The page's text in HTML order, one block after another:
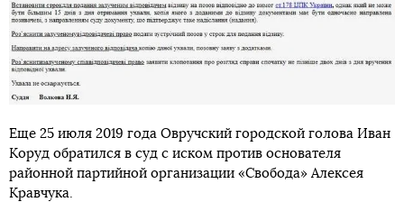
Еще 25 июля 2019 года Овручский городской голова Иван
Коруд обратился в суд с иском против основателя
районной партийной организации «Свобода» Алексея
Кравчука.